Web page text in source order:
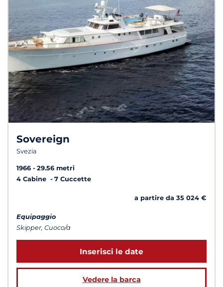
Sovereign
Svezia
1966
29.56 metri
4 Cabine
7 Cuccette
a partire da 35 024 €
Equipaggio
Skipper, Cuoco/a
Inserisci le date
Vedere la barca